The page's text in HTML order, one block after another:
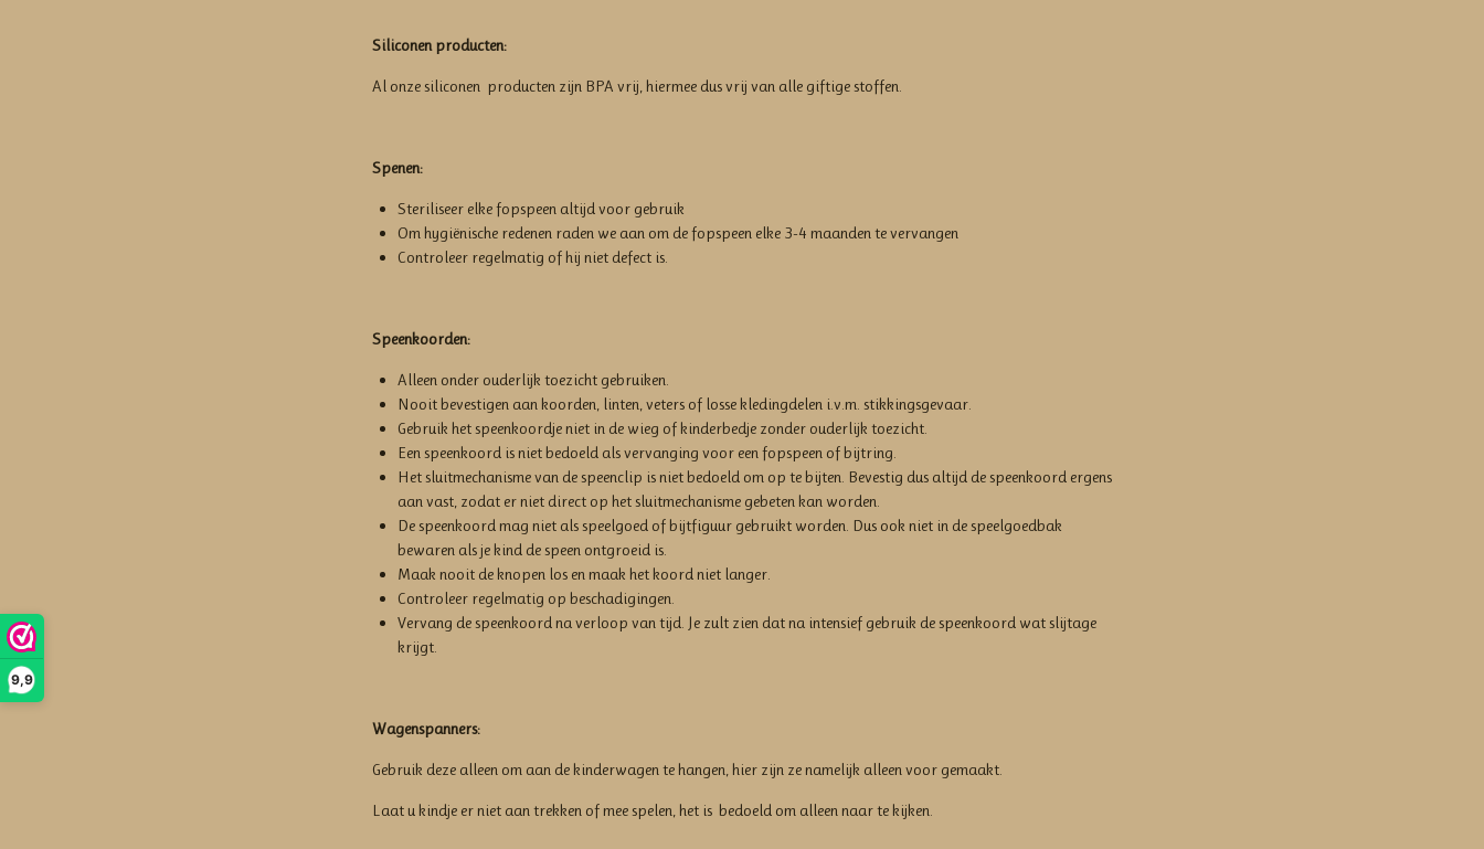
9,9
Siliconen producten:
Al onze siliconen producten zijn BPA vrij, hiermee dus vrij van alle giftige stoffen.
Spenen:
Steriliseer elke fopspeen altijd voor gebruik
Om hygiënische redenen raden we aan om de fopspeen elke 3-4 maanden te vervangen
Controleer regelmatig of hij niet defect is.
Speenkoorden:
Alleen onder ouderlijk toezicht gebruiken.
Nooit bevestigen aan koorden, linten, veters of losse kledingdelen i.v.m. stikkingsgevaar.
Gebruik het speenkoordje niet in de wieg of kinderbedje zonder ouderlijk toezicht.
Een speenkoord is niet bedoeld als vervanging voor een fopspeen of bijtring.
Het sluitmechanisme van de speenclip is niet bedoeld om op te bijten. Bevestig dus altijd de speenkoord ergens
aan vast, zodat er niet direct op het sluitmechanisme gebeten kan worden.
De speenkoord mag niet als speelgoed of bijtfiguur gebruikt worden. Dus ook niet in de speelgoedbak
bewaren als je kind de speen ontgroeid is.
Maak nooit de knopen los en maak het koord niet langer.
Controleer regelmatig op beschadigingen.
Vervang de speenkoord na verloop van tijd. Je zult zien dat na intensief gebruik de speenkoord wat slijtage
krijgt.
Wagenspanners:
Gebruik deze alleen om aan de kinderwagen te hangen, hier zijn ze namelijk alleen voor gemaakt.
Laat u kindje er niet aan trekken of mee spelen, het is bedoeld om alleen naar te kijken.